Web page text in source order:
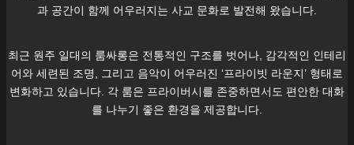
과 공간이 함께 어우러지는 사교 문화로 발전해 왔습니다.
최근 원주 일대의 룸싸롱은 전통적인 구조를 벗어나, 감각적인 인테리
어와 세련된 조명, 그리고 음악이 어우러진 ‘프라이빗 라운지’ 형태로
변화하고 있습니다. 각 룸은 프라이버시를 존중하면서도 편안한 대화
를 나누기 좋은 환경을 제공합니다.